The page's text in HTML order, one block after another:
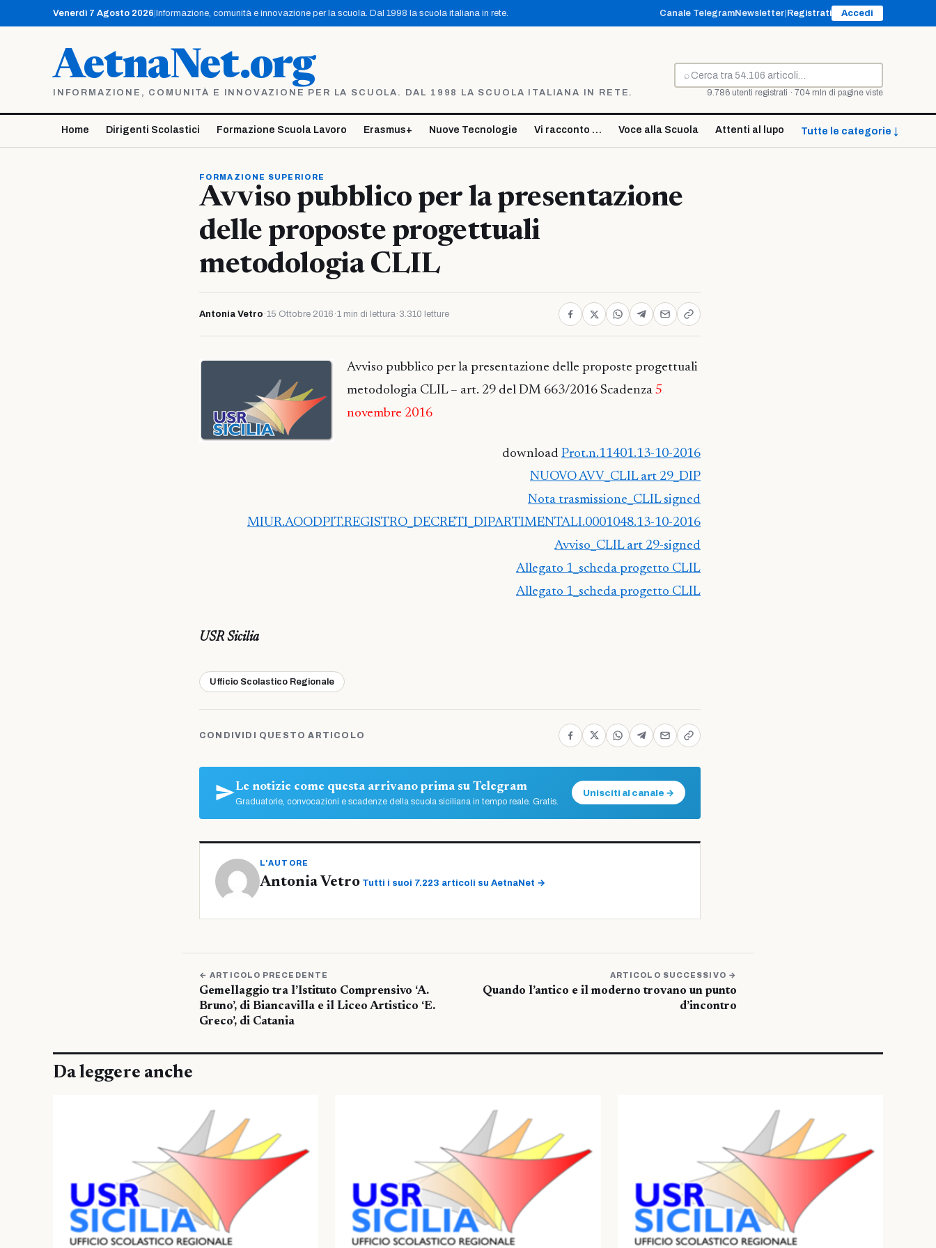
contenuto
Venerdì 7 Agosto 2026 Informazione, comunità e innovazione per la scuola. Dal 1998 la scuola italiana in rete. Canale TelegramNewsletter Registrati Accedi
AetnaNet.org
INFORMAZIONE, COMUNITÀ E INNOVAZIONE PER LA SCUOLA. DAL 1998 LA SCUOLA ITALIANA IN RETE.
⌕
Cerca
9.786 utenti registrati · 704 mln di pagine viste
Home Dirigenti Scolastici Formazione Scuola Lavoro Erasmus+ Nuove Tecnologie Vi racconto … Voce alla Scuola Attenti al lupo Tutte le categorie ↓
FORMAZIONE SUPERIORE
Avviso pubblico per la presentazione
delle proposte progettuali
metodologia CLIL
Antonia Vetro ·15 Ottobre 2016 ·1 min di lettura· 3.310 letture
Avviso pubblico per la presentazione delle proposte progettuali
metodologia CLIL – art. 29 del DM 663/2016 Scadenza 5
novembre 2016
download Prot.n.11401.13-10-2016
NUOVO AVV_CLIL art 29_DIP
Nota trasmissione_CLIL signed
MIUR.AOODPIT.REGISTRO_DECRETI_DIPARTIMENTALI.0001048.13-10-2016
Avviso_CLIL art 29-signed
Allegato 1_scheda progetto CLIL
Allegato 1_scheda progetto CLIL
USR Sicilia
Ufficio Scolastico Regionale
CONDIVIDI QUESTO ARTICOLO
Le notizie come questa arrivano prima su Telegram
Graduatorie, convocazioni e scadenze della scuola siciliana in tempo reale. Gratis.
Unisciti al canale →
L'AUTORE
Antonia Vetro Tutti i suoi 7.223 articoli su AetnaNet →
← ARTICOLO PRECEDENTE
Gemellaggio tra l’Istituto Comprensivo ‘A.
Bruno’, di Biancavilla e il Liceo Artistico ‘E.
Greco’, di Catania
ARTICOLO SUCCESSIVO →
Quando l’antico e il moderno trovano un punto
d’incontro
Da leggere anche